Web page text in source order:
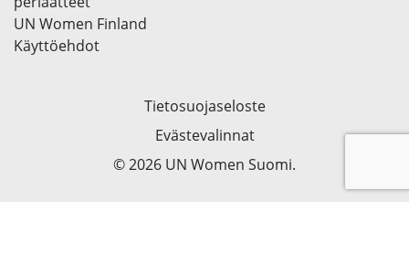
UN Women Finland
Käyttöehdot
Tietosuojaseloste
Evästevalinnat
© 2026 UN Women Suomi.